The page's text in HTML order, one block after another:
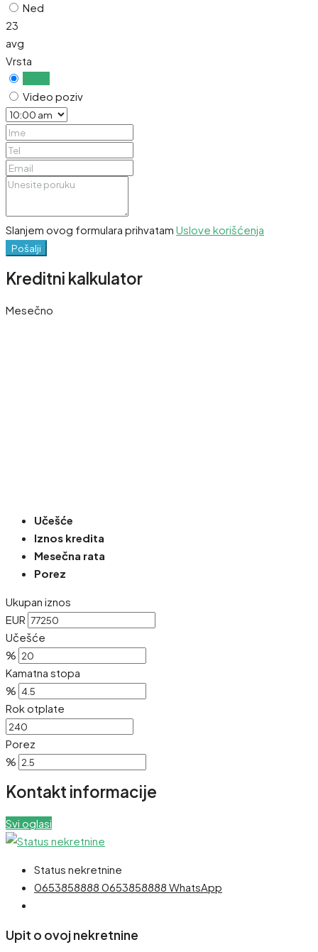
Ned
23
avg
Vrsta
Video poziv
Slanjem ovog formulara prihvatam Uslove korišćenja
Pošalji
Kreditni kalkulator
Mesečno
Učešće
Iznos kredita
Mesečna rata
Porez
Ukupan iznos
EUR
Učešće
%
Kamatna stopa
%
Rok otplate
Porez
%
Kontakt informacije
Svi oglasi
Status nekretnine
0653858888 0653858888 WhatsApp
Upit o ovoj nekretnine